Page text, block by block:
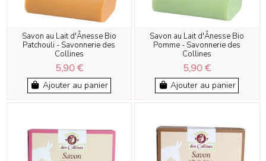
Savon au Lait d'Ânesse Bio
Patchouli - Savonnerie des
Collines
5,90 €
Ajouter au panier
Savon au Lait d'Ânesse Bio
Pomme - Savonnerie des
Collines
5,90 €
Ajouter au panier